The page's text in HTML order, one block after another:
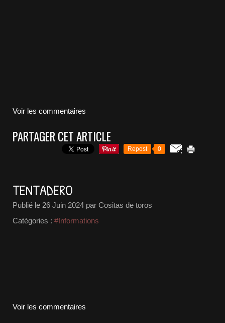
Voir les commentaires
PARTAGER CET ARTICLE
Repost 0
TENTADERO
Publié le 26 Juin 2024 par Cositas de toros
Catégories : #Informations
Voir les commentaires